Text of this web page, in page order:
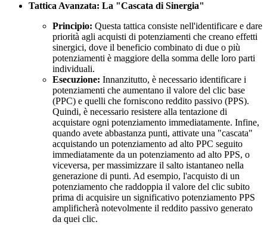
Tattica Avanzata: La "Cascata di Sinergia"
Principio: Questa tattica consiste nell'identificare e dare
priorità agli acquisti di potenziamenti che creano effetti
sinergici, dove il beneficio combinato di due o più
potenziamenti è maggiore della somma delle loro parti
individuali.
Esecuzione: Innanzitutto, è necessario identificare i
potenziamenti che aumentano il valore del clic base
(PPC) e quelli che forniscono reddito passivo (PPS).
Quindi, è necessario resistere alla tentazione di
acquistare ogni potenziamento immediatamente. Infine,
quando avete abbastanza punti, attivate una "cascata"
acquistando un potenziamento ad alto PPC seguito
immediatamente da un potenziamento ad alto PPS, o
viceversa, per massimizzare il salto istantaneo nella
generazione di punti. Ad esempio, l'acquisto di un
potenziamento che raddoppia il valore del clic subito
prima di acquisire un significativo potenziamento PPS
amplificherà notevolmente il reddito passivo generato
da quei clic.